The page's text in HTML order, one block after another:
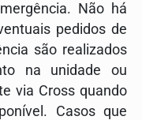
Não há
pedidos de
são realizados
na unidade ou
via Cross quando
Casos que